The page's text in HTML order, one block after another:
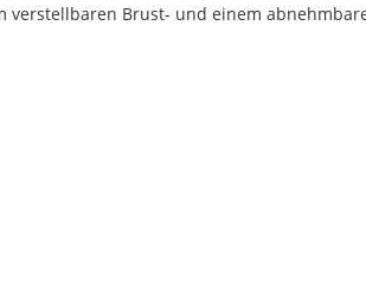
verstellbaren Brust- und einem